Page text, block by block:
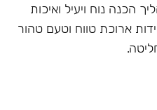
הכנה נוח ויעיל ואיכות
ארוכת טווח וטעם טהור